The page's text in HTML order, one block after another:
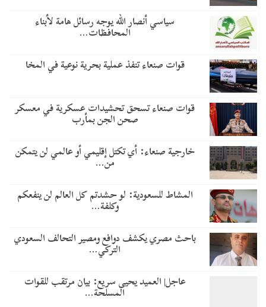
سياسي أنصار الله يوجه رسائل هامة لأبناء
المحافظات…
قوات صنعاء تنفذ عملية بحرية نوعية في المخا
قوات صنعاء تسحق تحشيدات عسكرية في معسكر
صحن الجن بمأرب
خارجية صنعاء: أي تكتل إقليمي أو عالمي لن يتمكن
من…
المشاط للسعودية: لو حشدتم كل العالم لن ينفعكم
وكلفة…
باحث مصري يكشف دوافع ومصير التحالف السعودي
التركي…
عاجل| العميد يحيى سريع: بيان مرتقب للقوات
المسلحة…